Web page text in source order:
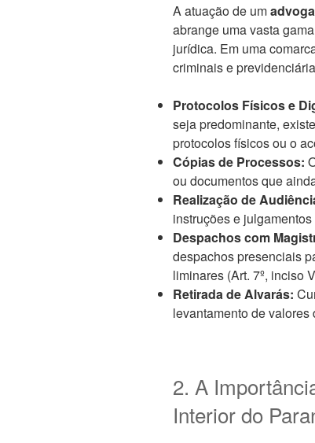
A atuação de um
abrange uma vasta
jurídica. Em uma
criminais e
Protocolos Físicos e
seja predominante,
protocolos físicos ou o
Cópias de Processos:
ou documentos que
Realização de
instruções e
Despachos com
despachos presenciais
liminares (Art. 7º, inciso
Retirada de Alvarás:
levantamento de valores
2. A
Interior do